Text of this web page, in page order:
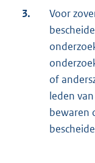
3.
Voor
of
leden
bewaren